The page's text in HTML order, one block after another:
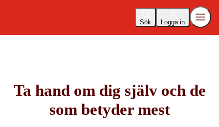
Sök Logga in
Ta hand om dig själv och de
som betyder mest